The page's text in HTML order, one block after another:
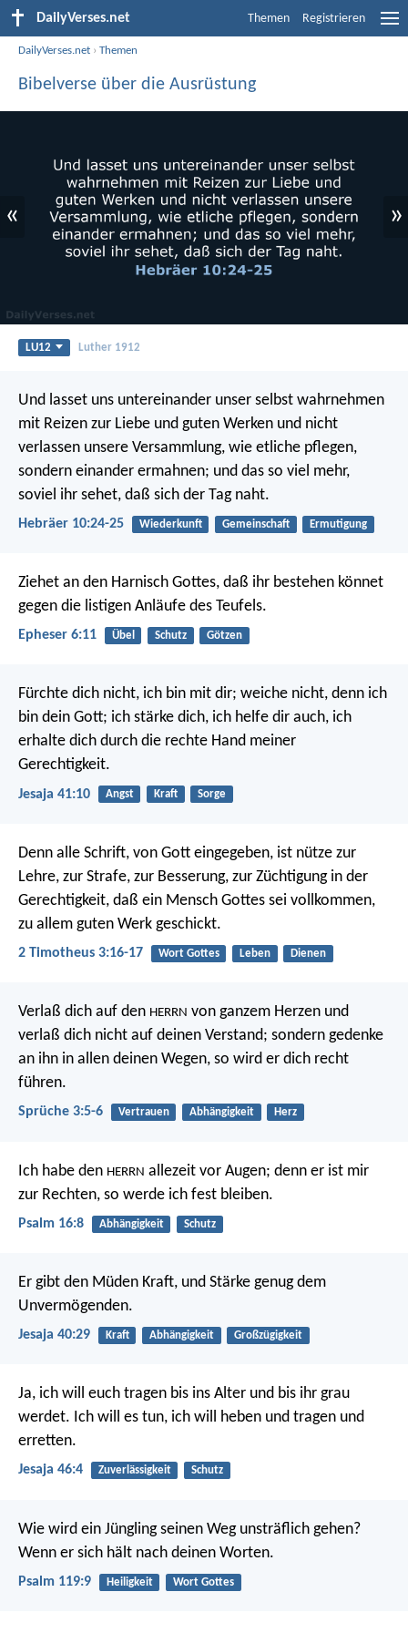
DailyVerses.net Themen Registrieren
DailyVerses.net ›Themen
Bibelverse über die Ausrüstung
« »
LU12 Luther 1912
Und lasset uns untereinander unser selbst wahrnehmen
mit Reizen zur Liebe und guten Werken und nicht
verlassen unsere Versammlung, wie etliche pflegen,
sondern einander ermahnen; und das so viel mehr,
soviel ihr sehet, daß sich der Tag naht.
Hebräer 10:24-25 Wiederkunft Gemeinschaft Ermutigung
Ziehet an den Harnisch Gottes, daß ihr bestehen könnet
gegen die listigen Anläufe des Teufels.
Epheser 6:11 Übel Schutz Götzen
Fürchte dich nicht, ich bin mit dir; weiche nicht, denn ich
bin dein Gott; ich stärke dich, ich helfe dir auch, ich
erhalte dich durch die rechte Hand meiner
Gerechtigkeit.
Jesaja 41:10 Angst Kraft Sorge
Denn alle Schrift, von Gott eingegeben, ist nütze zur
Lehre, zur Strafe, zur Besserung, zur Züchtigung in der
Gerechtigkeit, daß ein Mensch Gottes sei vollkommen,
zu allem guten Werk geschickt.
2 Timotheus 3:16-17 Wort Gottes Leben Dienen
Verlaß dich auf den HERRN von ganzem Herzen und
verlaß dich nicht auf deinen Verstand; sondern gedenke
an ihn in allen deinen Wegen, so wird er dich recht
führen.
Sprüche 3:5-6 Vertrauen Abhängigkeit Herz
Ich habe den HERRN allezeit vor Augen; denn er ist mir
zur Rechten, so werde ich fest bleiben.
Psalm 16:8 Abhängigkeit Schutz
Er gibt den Müden Kraft, und Stärke genug dem
Unvermögenden.
Jesaja 40:29 Kraft Abhängigkeit Großzügigkeit
Ja, ich will euch tragen bis ins Alter und bis ihr grau
werdet. Ich will es tun, ich will heben und tragen und
erretten.
Jesaja 46:4 Zuverlässigkeit Schutz
Wie wird ein Jüngling seinen Weg unsträflich gehen?
Wenn er sich hält nach deinen Worten.
Psalm 119:9 Heiligkeit Wort Gottes